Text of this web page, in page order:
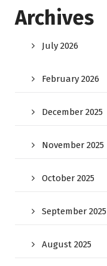
Archives
July 2026
February 2026
December 2025
November 2025
October 2025
September 2025
August 2025